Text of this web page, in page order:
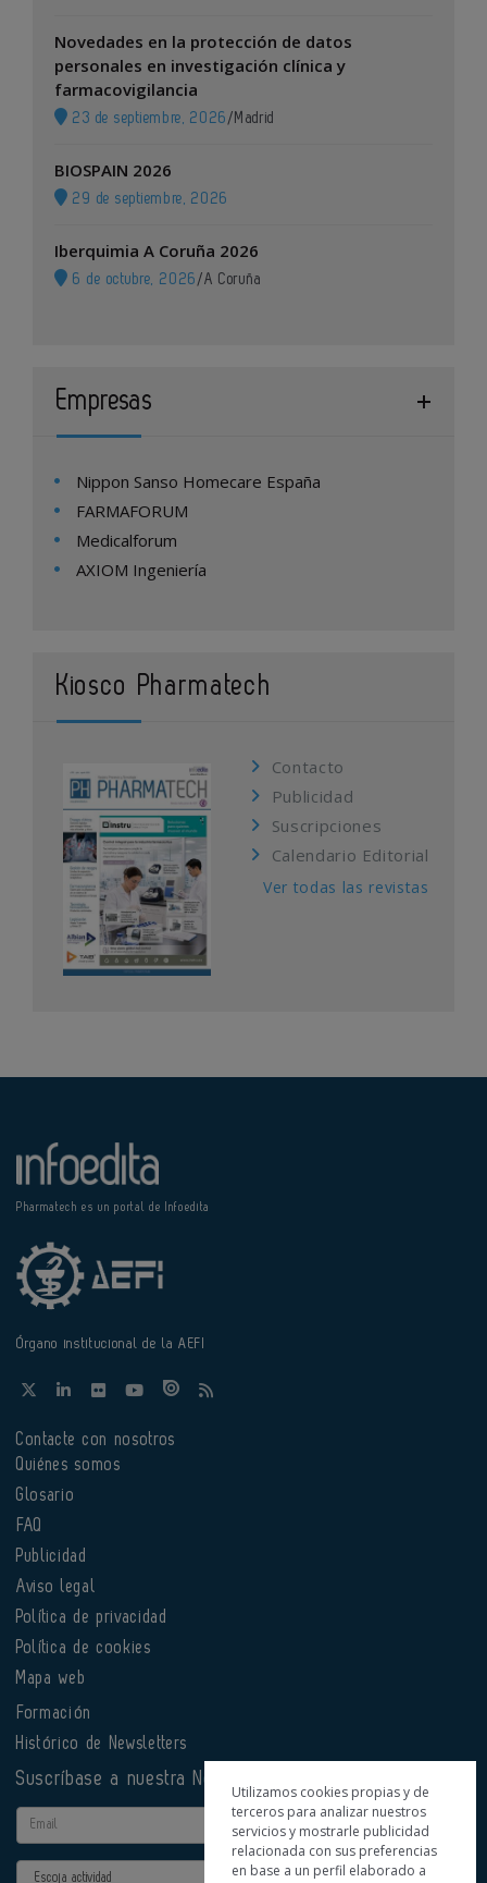
Novedades en la protección de datos
personales en investigación clínica y
farmacovigilancia
23 de septiembre, 2026 / Madrid
BIOSPAIN 2026
29 de septiembre, 2026
Iberquimia A Coruña 2026
6 de octubre, 2026 /A Coruña
Empresas
Nippon Sanso Homecare España
FARMAFORUM
Medicalforum
AXIOM Ingeniería
Kiosco Pharmatech
Contacto
Publicidad
Suscripciones
Calendario Editorial
Ver todas las revistas
Pharmatech es un portal de Infoedita
Órgano institucional de la AEFI
Contacte con nosotros
Quiénes somos
Glosario
FAQ
Publicidad
Aviso legal
Política de privacidad
Política de cookies
Mapa web
Formación
Histórico de Newsletters
Suscríbase a nuestra Newsletter
Email
Actividad
Utilizamos cookies propias y de
terceros para analizar nuestros
servicios y mostrarle publicidad
relacionada con sus preferencias
en base a un perfil elaborado a